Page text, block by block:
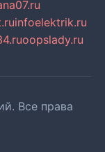
infoelektrik.ru
oopslady.ru
Все права